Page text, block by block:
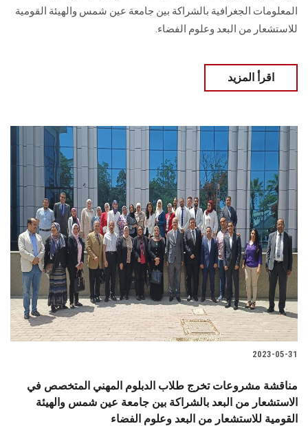
المعلومات الجغرافية بالشراكة بين جامعة عين شمس والهيئة القومية
للاستشعار من البعد وعلوم الفضاء.
اقرأ المزيد
2023-05-31
مناقشة مشروعات تخرج طلاب الدبلوم المهني المتخصص في
الاستشعار من البعد بالشراكة بين جامعة عين شمس والهيئة
القومية للاستشعار من البعد وعلوم الفضاء